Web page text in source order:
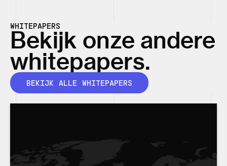
WHITEPAPERS
Bekijk onze andere
whitepapers.
BEKIJK ALLE WHITEPAPERS